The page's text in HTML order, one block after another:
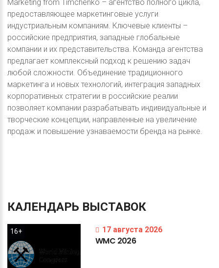
Marketing from Timchenko – агентство полного цикла,
предоставляющее маркетинговые услуги
индустриальным компаниям. Ключевые клиенты –
российские предприятия, западные глобальные
компании и их представительства. Команда агентства
предлагает комплексный подход к решению задач
любой сложности. Объединение традиционного
маркетинга и новых технологий, интеграция западных
корпоративных стратегии в российские реалии
позволяет компании разрабатывать индивидуальные и
творческие концепции, направленные на увеличение
продаж и повышение узнаваемости бренда на рынке.
КАЛЕНДАРЬ ВЫСТАВОК
16+ 17 августа 2026
WMC 2026